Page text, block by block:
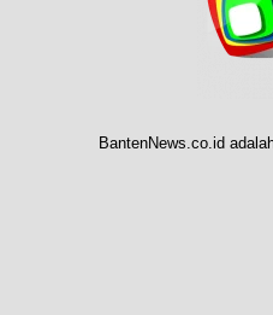
BantenNews.co.id